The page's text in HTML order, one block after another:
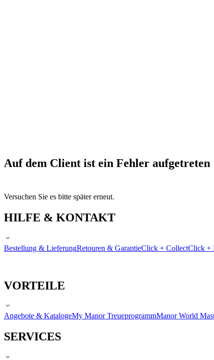
Auf dem Client ist ein Fehler aufgetreten
Versuchen Sie es bitte später erneut.
HILFE & KONTAKT
Bestellung & LieferungRetouren & GarantieClick + CollectClick +
VORTEILE
Angebote & KatalogeMy Manor TreueprogrammManor World
SERVICES